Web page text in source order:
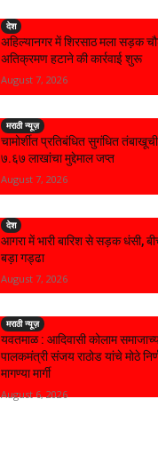
देश
अहिल्यानगर में शिरसाठ मला सड़क
अतिक्रमण हटाने की कार्रवाई शुरू
August 7, 2026
मराठी न्यूज़
चामोर्शीत प्रतिबंधित सुगंधित
₹७.६७ लाखांचा मुद्देमाल जप्त
August 7, 2026
देश
आगरा में भारी बारिश से सड़क धंसी,
बड़ा गड्ढा
August 7, 2026
मराठी न्यूज़
यवतमाळ : आदिवासी कोलाम
पालकमंत्री संजय राठोड यांचे मोठे
मागण्या मार्गी
August 6, 2026